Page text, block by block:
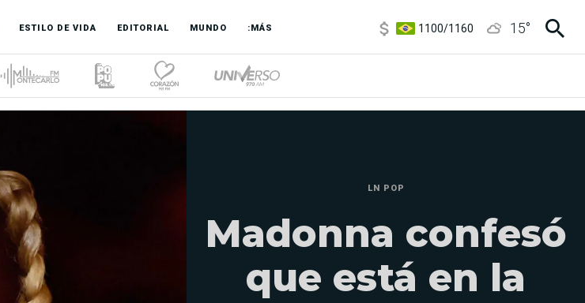
ESTILO DE VIDA EDITORIAL MUNDO :MÁS
3,8/4
15°
LN POP
Madonna confesó
que está en la